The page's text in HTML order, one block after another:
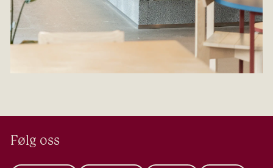
Følg oss